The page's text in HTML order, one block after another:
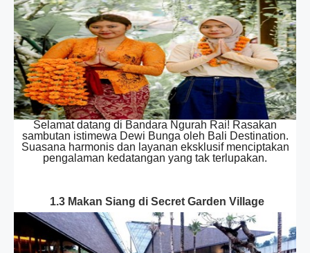
Selamat datang di Bandara Ngurah Rai! Rasakan
sambutan istimewa Dewi Bunga oleh Bali Destination.
Suasana harmonis dan layanan eksklusif menciptakan
pengalaman kedatangan yang tak terlupakan.
1.3 Makan Siang di Secret Garden Village